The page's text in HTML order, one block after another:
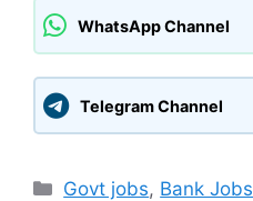
WhatsApp Channel
Telegram Channel
Categories
Govt jobs, Bank Jobs